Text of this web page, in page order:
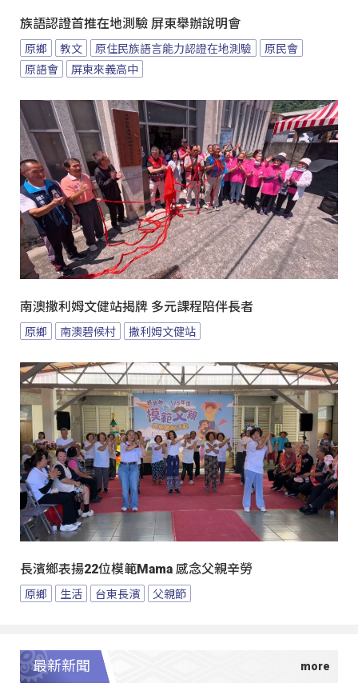
族語認證首推在地測驗 屏東舉辦說明會
原鄉 教文 原住民族語言能力認證在地測驗
原民會
原語會
屏東來義高中
南澳撒利姆文健站揭牌 多元課程陪伴長者
原鄉 南澳碧候村 撒利姆文健站
長濱鄉表揚22位模範Mama 感念父親辛勞
原鄉 生活 台東長濱 父親節
最新新聞